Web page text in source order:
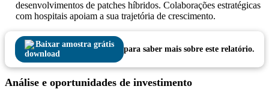
desenvolvimentos de patches híbridos. Colaborações estratégicas
com hospitais apoiam a sua trajetória de crescimento.
Baixar amostra grátis
para saber mais sobre este relatório.
Análise e oportunidades de investimento